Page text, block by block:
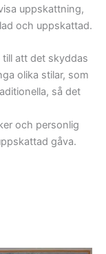
uppskattning,
och uppskattad.
till att det skyddas
olika stilar, som
så det
och personlig
gåva.